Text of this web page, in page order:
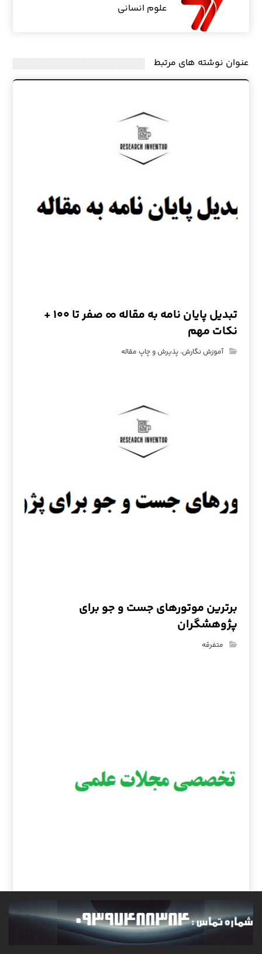
علوم انسانی
عنوان ‫نوشته های مرتبط
تبدیل پایان نامه به مقاله ∞ صفر تا ۱۰۰ +
نکات مهم
آموزش نگارش، پذیرش و چاپ مقاله
برترین موتورهای جست و جو برای
پژوهشگران
متفرقه
راهنمای جامع اصطلاحات تخصصی مجلات
علمی برای چاپ مقاله
آموزش نگارش، پذیرش و چاپ مقاله